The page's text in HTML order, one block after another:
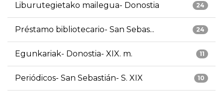
24
Liburutegietako mailegua- Donostia
24
Préstamo bibliotecario- San Sebas...
11
Egunkariak- Donostia- XIX. m.
10
Periódicos- San Sebastián- S. XIX